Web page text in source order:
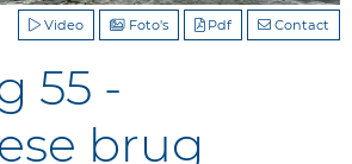
Contact
Pdf
Foto's
Video
55 -
brug